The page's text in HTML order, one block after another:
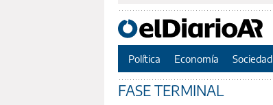
Política Economía Sociedad
FASE TERMINAL